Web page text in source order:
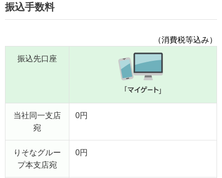
振込手数料
（消費税等込み）
振込先口座
当社同一支店
宛
0円
りそなグルー
プ本支店宛
0円